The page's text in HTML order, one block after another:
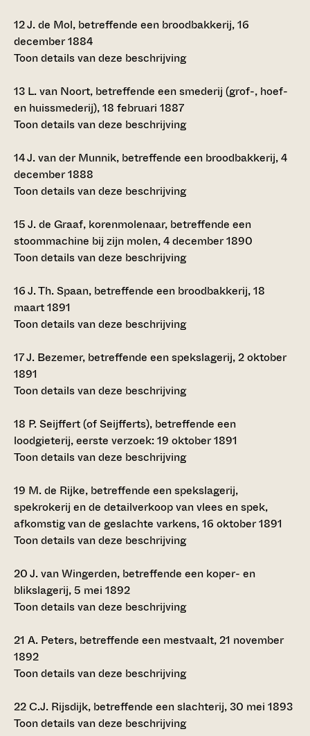
12J. de Mol, betreffende een broodbakkerij, 16
december 1884
Toon details van deze beschrijving
13 L. van Noort, betreffende een smederij (grof-, hoef-
en huissmederij), 18 februari 1887
Toon details van deze beschrijving
14J. van der Munnik, betreffende een broodbakkerij, 4
december 1888
Toon details van deze beschrijving
15J. de Graaf, korenmolenaar, betreffende een
stoommachine bij zijn molen, 4 december 1890
Toon details van deze beschrijving
16J. Th. Spaan, betreffende een broodbakkerij, 18
maart 1891
Toon details van deze beschrijving
17J. Bezemer, betreffende een spekslagerij, 2 oktober
1891
Toon details van deze beschrijving
18 P. Seijffert (of Seijfferts), betreffende een
loodgieterij, eerste verzoek: 19 oktober 1891
Toon details van deze beschrijving
19 M. de Rijke, betreffende een spekslagerij,
spekrokerij en de detailverkoop van vlees en spek,
afkomstig van de geslachte varkens, 16 oktober 1891
Toon details van deze beschrijving
20J. van Wingerden, betreffende een koper- en
blikslagerij, 5 mei 1892
Toon details van deze beschrijving
21 A. Peters, betreffende een mestvaalt, 21 november
1892
Toon details van deze beschrijving
22C.J. Rijsdijk, betreffende een slachterij, 30 mei 1893
Toon details van deze beschrijving